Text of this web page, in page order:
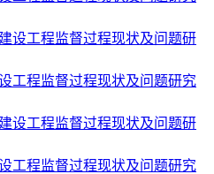
工程监督过程现状及问题研究
工程监督过程现状及问题研究